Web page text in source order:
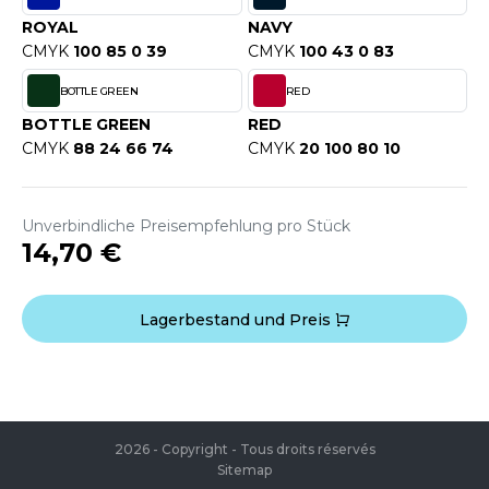
UND JACKEN
COOL
HOODS
T'S
ROYAL
CMYK 100 85 0 39
NAVY
CMYK 100 43 0 83
BOTTLE GREEN
BOTTLE GREEN
CMYK 88 24 66 74
RED
RED
CMYK 20 100 80 10
Unverbindliche Preisempfehlung pro Stück
14,70 €
Lagerbestand und Preis
2026 - Copyright - Tous droits réservés
Sitemap